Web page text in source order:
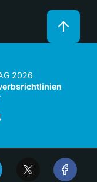
2026